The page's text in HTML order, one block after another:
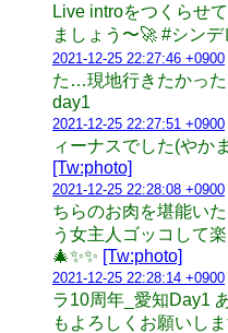
Live introをつくらせ
ましょう〜🚀 #シン
2021-12-25 22:27:46 +0900
た…現地行きたかっ
day1
2021-12-25 22:27:51 +0900
ィーナスでした(やか
[Tw:photo]
2021-12-25 22:28:08 +0900
ちらのお肉を堪能い
う女主人ゴッコして
🎄✨✨ [Tw:photo]
2021-12-25 22:28:14 +0900
ラ10周年_愛知Day1
もよろしくお願いし